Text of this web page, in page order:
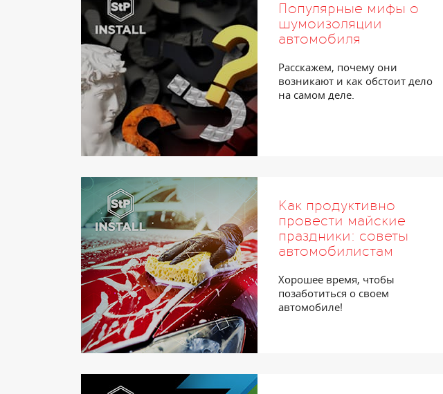
Популярные мифы о
шумоизоляции
автомобиля
Расскажем, почему они
возникают и как обстоит дело
на самом деле.
Как продуктивно
провести майские
праздники: советы
автомобилистам
Хорошее время, чтобы
позаботиться о своем
автомобиле!